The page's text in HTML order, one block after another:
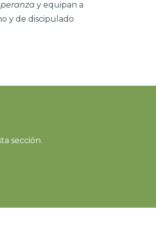
y equipan a
y de discipulado
sección.